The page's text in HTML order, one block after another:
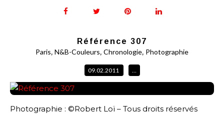
Référence 307
Paris, N&B-Couleurs, Chronologie, Photographie
09.02.2011 …
Photographie : ©Robert Loï – Tous droits réservés